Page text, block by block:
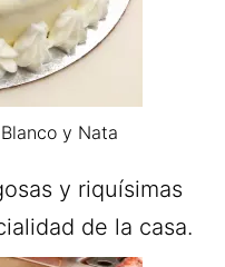
y Nata
y riquísimas
de la casa.